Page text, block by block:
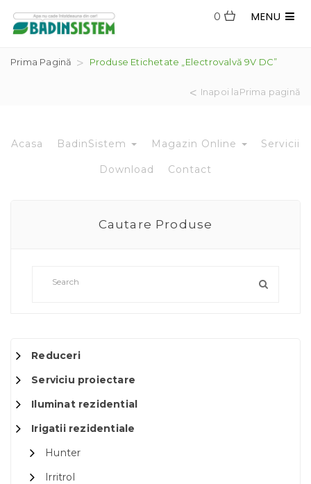
MENU
0
Prima Pagină Produse Etichetate „electrovalvă 9V DC”
Inapoi laPrima pagină
Acasa BadinSistem Magazin Online Servicii
Download Contact
Cautare Produse
Reduceri
Serviciu proiectare
Iluminat rezidential
Irigatii rezidentiale
Hunter
Irritrol